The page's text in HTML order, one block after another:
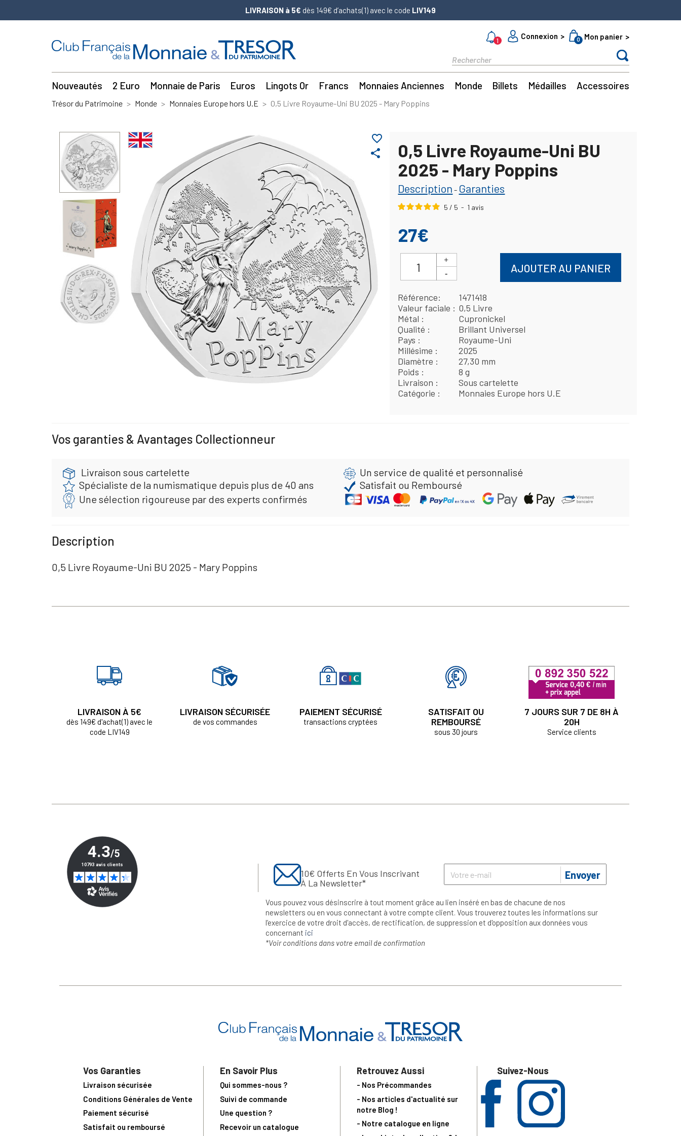
LIVRAISON à 5€ dès 149€ d’achats(1) avec le code LIV149
1
Connexion 0 Mon panier
Nouveautés 2 Euro Monnaie de Paris Euros Lingots Or Francs Monnaies Anciennes Monde Billets Médailles Accessoires
Trésor du Patrimoine Monde Monnaies Europe hors U.E 0,5 Livre Royaume-Uni BU 2025 - Mary Poppins
share
favorite_border
0,5 Livre Royaume-Uni BU
2025 - Mary Poppins
Description - Garanties
5 / 5 - 1 avis
27€
AJOUTER AU PANIER
Référence
1471418
Valeur faciale
0,5 Livre
Métal
Cupronickel
Qualité
Brillant Universel
Pays
Royaume-Uni
Millésime
2025
Diamètre
27,30 mm
Poids
8 g
Livraison
Sous cartelette
Catégorie
Monnaies Europe hors U.E
Vos garanties & Avantages Collectionneur
Livraison sous cartelette
Un service de qualité et personnalisé
Spécialiste de la numismatique depuis plus de 40 ans
Satisfait ou Remboursé
Une sélection rigoureuse par des experts confirmés
Description
0,5 Livre Royaume-Uni BU 2025 - Mary Poppins
LIVRAISON À 5€
dès 149€ d'achat(1) avec le
code LIV149
LIVRAISON SÉCURISÉE
de vos commandes
PAIEMENT SÉCURISÉ
transactions cryptées
SATISFAIT OU
REMBOURSÉ
sous 30 jours
7 JOURS SUR 7 DE 8H À
20H
Service clients
10€ Offerts En Vous Inscrivant
À La Newsletter*
Envoyer
Vous pouvez vous désinscrire à tout moment grâce au lien inséré en bas de chacune de nos
newsletters ou en vous connectant à votre compte client. Vous trouverez toutes les informations sur
l’exercice de votre droit d'accès, de rectification, de suppression et d'opposition aux données vous
concernant ici
*Voir conditions dans votre email de confirmation
Vos Garanties
Livraison sécurisée
Conditions Générales de Vente
Paiement sécurisé
Satisfait ou remboursé
En Savoir Plus
Qui sommes-nous ?
Suivi de commande
Une question ?
Recevoir un catalogue
Retrouvez Aussi
- Nos Précommandes
- Nos articles d'actualité sur
notre Blog !
- Notre catalogue en ligne
Suivez-Nous